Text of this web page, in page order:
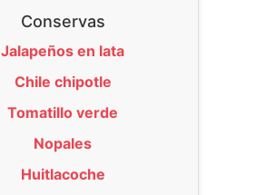
Conservas
Jalapeños en lata
Chile chipotle
Tomatillo verde
Nopales
Huitlacoche